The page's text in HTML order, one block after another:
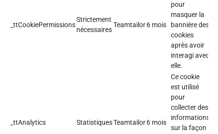
_ttCookiePermissions
Strictement
nécessaires
Teamtailor6 mois
pour
masquer la
bannière des
cookies
après avoir
interagi avec
elle.
_ttAnalytics StatistiquesTeamtailor6 mois
Ce cookie
est utilisé
pour
collecter des
informations
sur la façon